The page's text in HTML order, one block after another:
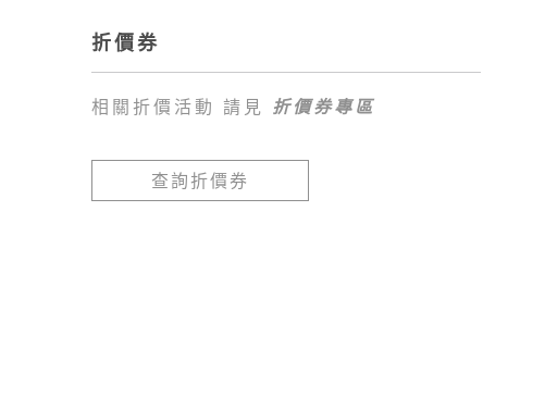
折價券
相關折價活動 請見 折價券專區
查詢折價券